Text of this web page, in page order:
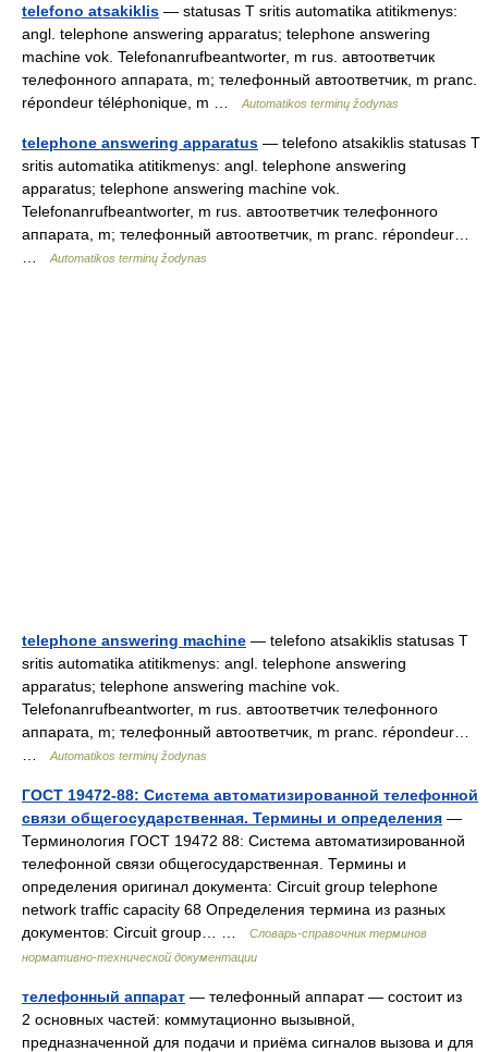
telefono atsakiklis — statusas T sritis automatika atitikmenys:
angl. telephone answering apparatus; telephone answering
machine vok. Telefonanrufbeantworter, m rus. автоответчик
телефонного аппарата, m; телефонный автоответчик, m pranc.
répondeur téléphonique, m …
Automatikos terminų žodynas
telephone answering apparatus — telefono atsakiklis statusas T
sritis automatika atitikmenys: angl. telephone answering
apparatus; telephone answering machine vok.
Telefonanrufbeantworter, m rus. автоответчик телефонного
аппарата, m; телефонный автоответчик, m pranc. répondeur…
Automatikos terminų žodynas
telephone answering machine — telefono atsakiklis statusas T
sritis automatika atitikmenys: angl. telephone answering
apparatus; telephone answering machine vok.
Telefonanrufbeantworter, m rus. автоответчик телефонного
аппарата, m; телефонный автоответчик, m pranc. répondeur…
Automatikos terminų žodynas
ГОСТ 19472-88: Система автоматизированной телефонной
связи общегосударственная. Термины и определения —
Терминология ГОСТ 19472 88: Система автоматизированной
телефонной связи общегосударственная. Термины и
определения оригинал документа: Circuit group telephone
network traffic capacity 68 Определения термина из разных
документов: Circuit group… …
Словарь-справочник терминов
нормативно-технической документации
телефонный аппарат — телефонный аппарат — состоит из
2 основных частей: коммутационно вызывной,
предназначенной для подачи и приёма сигналов вызова и для